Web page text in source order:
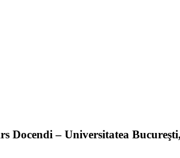
Docendi – Universitatea